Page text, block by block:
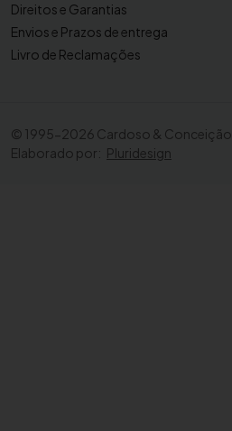
Direitos e Garantias
Envios e Prazos de entrega
Livro de Reclamações
© 1995-2026 Cardoso & Conceição
Elaborado por: Pluridesign